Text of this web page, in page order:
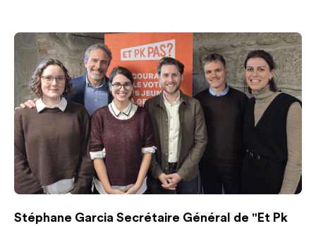
Stéphane Garcia Secrétaire Général de "Et Pk